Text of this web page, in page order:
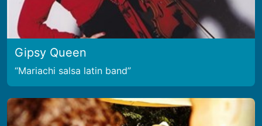
Gipsy Queen
Mariachi salsa latin band